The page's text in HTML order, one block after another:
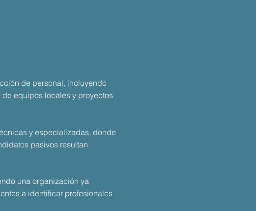
de personal, incluyendo
equipos locales y proyectos
y especializadas, donde
pasivos resultan
una organización ya
a identificar profesionales